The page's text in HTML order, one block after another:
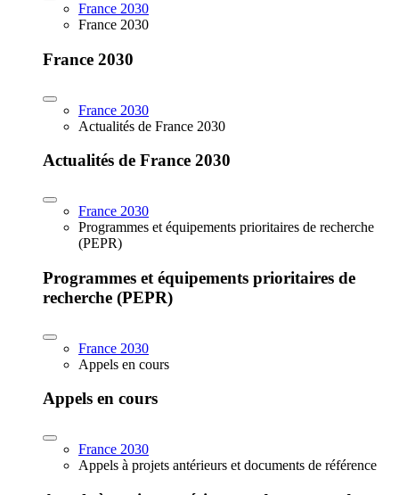
France 2030
France 2030
France 2030
France 2030
Actualités de France 2030
Actualités de France 2030
France 2030
Programmes et équipements prioritaires de recherche
(PEPR)
Programmes et équipements prioritaires de
recherche (PEPR)
France 2030
Appels en cours
Appels en cours
France 2030
Appels à projets antérieurs et documents de référence